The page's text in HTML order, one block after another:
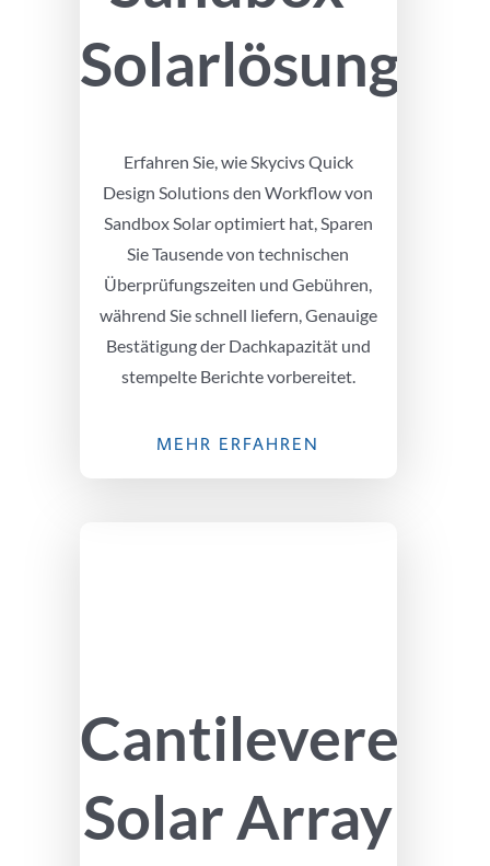
Solarlösungen
Erfahren Sie, wie Skycivs Quick
Design Solutions den Workflow von
Sandbox Solar optimiert hat, Sparen
Sie Tausende von technischen
Überprüfungszeiten und Gebühren,
während Sie schnell liefern, Genauige
Bestätigung der Dachkapazität und
stempelte Berichte vorbereitet.
MEHR ERFAHREN
Cantilevered
Solar Array